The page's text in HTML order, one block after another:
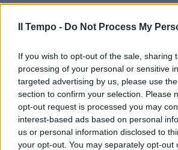
Il Tempo - Do Not Process My
If you wish to opt-out of the sale, sharing
processing of your personal or sensitive
targeted advertising by us, please use
section to confirm your selection. Please
opt-out request is processed you may
interest-based ads based on personal
us or personal information disclosed to
your opt-out. You may separately opt-out